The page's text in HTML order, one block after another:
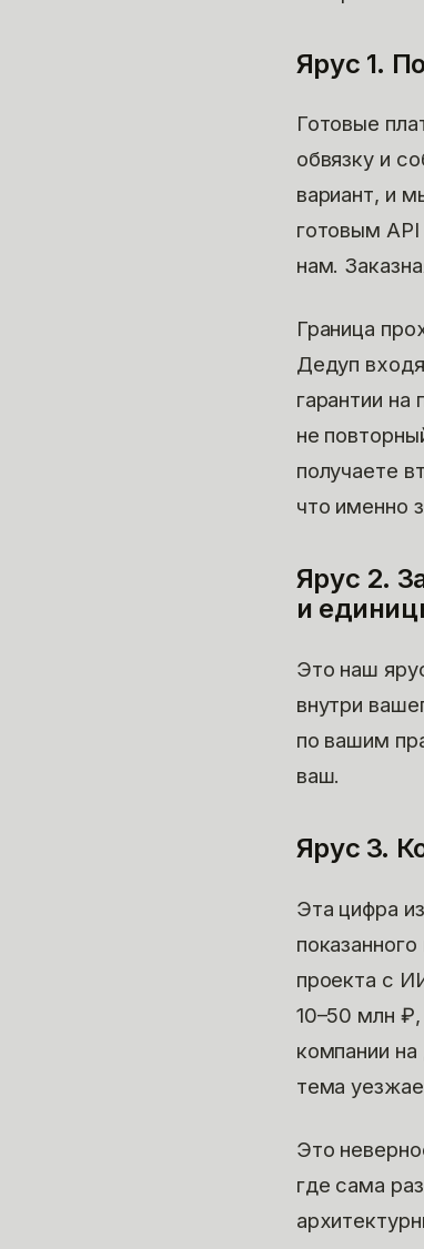
Ярус 1.
Готовые
обвязку и
вариант, и
готовым API
нам.
Граница
Дедуп
гарантии
не
получаете
что именно
Ярус 2.
и
Это наш
внутри
по вашим
ваш.
Ярус 3.
Эта цифра
проекта с
10–50 млн
компании на
тема
Это
где сама